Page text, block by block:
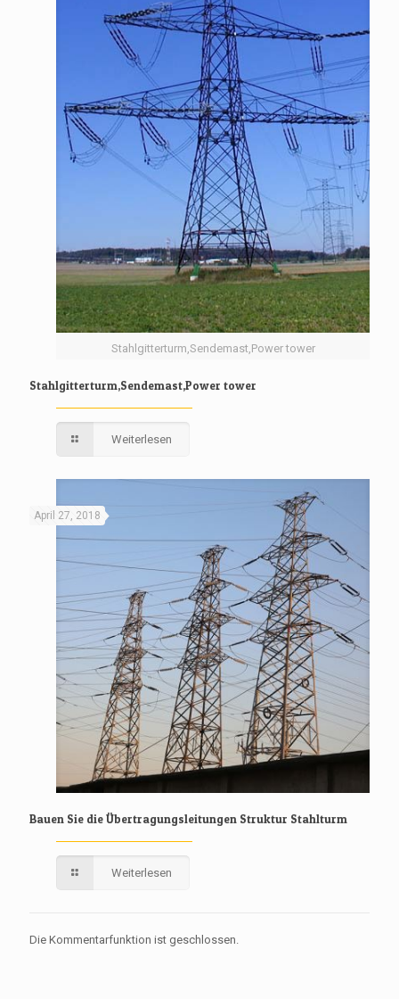
Stahlgitterturm,Sendemast,Power tower
Stahlgitterturm,Sendemast,Power tower
Weiterlesen
April 27, 2018
Bauen Sie die Übertragungsleitungen Struktur Stahlturm
Weiterlesen
Die Kommentarfunktion ist geschlossen.